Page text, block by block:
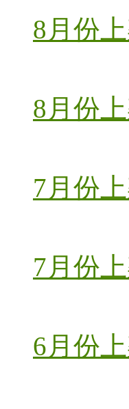
8月份
8月份
7月份
7月份
6月份